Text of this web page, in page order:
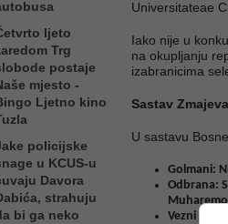
ljeto
Trg
postaje
mjesto -
Ljetno kino
policijske
u KCUS-u
Davora
strahuju
bi ga neko
Universitateae
Iako nije u
na okupljanju
izabranicima
Sastav Zmajeva
U sastavu
Golmani:
Odbrana:
Vezni red: